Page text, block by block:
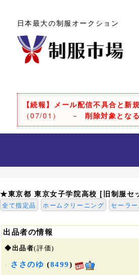
日本最大の制服オークション
【続報】メール配信不具合と新
（07/01）
－ 削除対象とな
★東京都 東京女子学院高校 [旧制服セ
全て指定品 ホームクリーニング セーラー
出品者の情報
◆出品者(評価)
ささのゆ (8499)